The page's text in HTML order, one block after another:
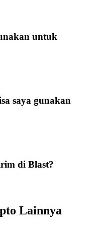
untuk
saya gunakan
di Blast?
Lainnya